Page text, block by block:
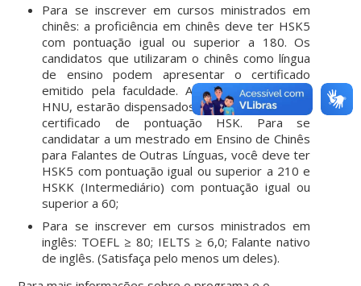
Para se inscrever em cursos ministrados em
chinês: a proficiência em chinês deve ter HSK5
com pontuação igual ou superior a 180. Os
candidatos que utilizaram o chinês como língua
de ensino podem apresentar o certificado
emitido pela faculdade. Após aprovação pelo
HNU, estarão dispensados ​​da apresentação do
certificado de pontuação HSK. Para se
candidatar a um mestrado em Ensino de Chinês
para Falantes de Outras Línguas, você deve ter
HSK5 com pontuação igual ou superior a 210 e
HSKK (Intermediário) com pontuação igual ou
superior a 60;
Para se inscrever em cursos ministrados em
inglês: TOEFL ≥ 80; IELTS ≥ 6,0; Falante nativo
de inglês. (Satisfaça pelo menos um deles).